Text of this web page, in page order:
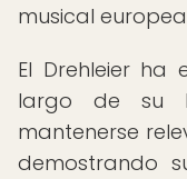
musical
El Drehleier ha
largo de su
mantenerse
demostrando